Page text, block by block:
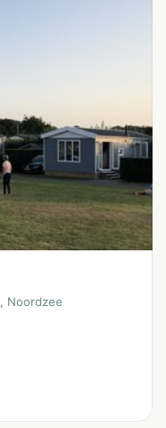
, Noordzee